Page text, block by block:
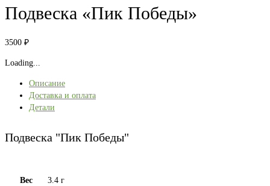
Подвеска «Пик Победы»
3500 ₽
Loading...
Описание
Доставка и оплата
Детали
Подвеска "Пик Победы"
Вес
3.4 г